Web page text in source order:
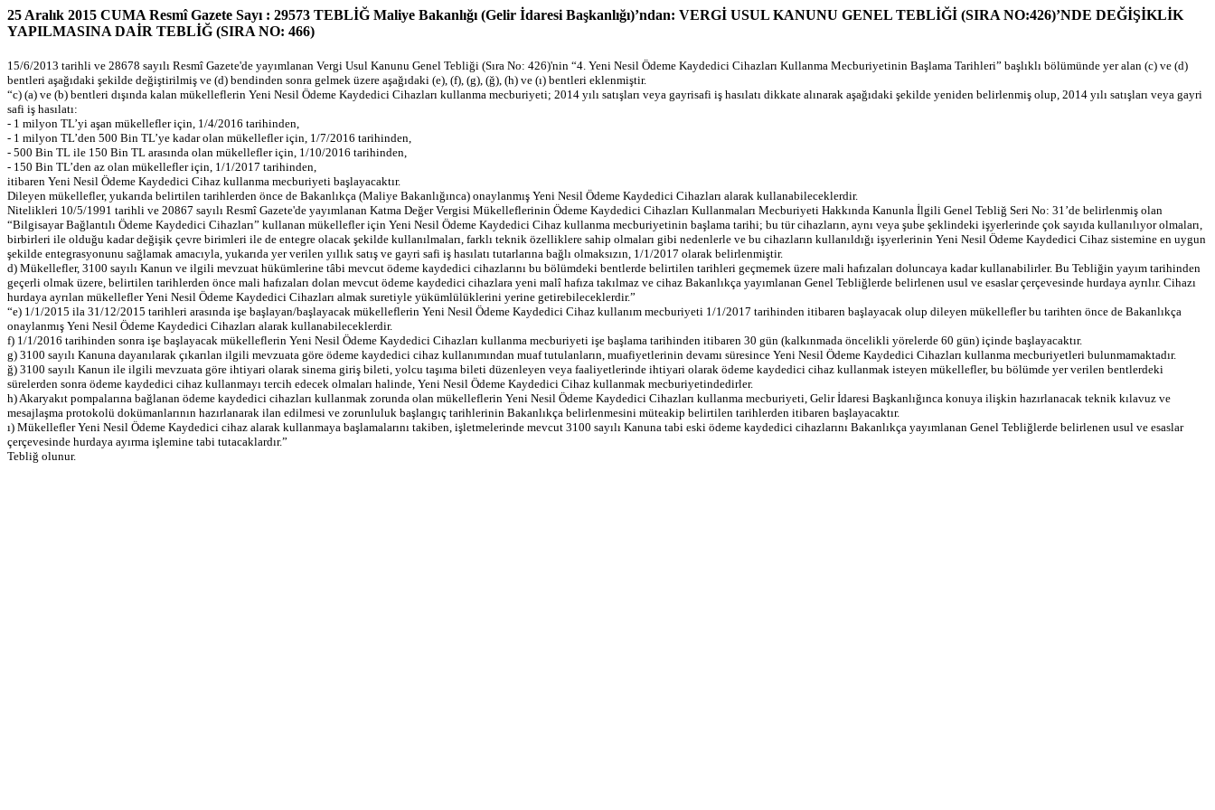
25 Aralık 2015 CUMA Resmî Gazete Sayı : 29573 TEBLİĞ Maliye Bakanlığı (Gelir İdaresi Başkanlığı)’ndan: VERGİ USUL KANUNU GENEL TEBLİĞİ (SIRA NO:426)’NDE DEĞİŞİKLİK
YAPILMASINA DAİR TEBLİĞ (SIRA NO: 466)
15/6/2013 tarihli ve 28678 sayılı Resmî Gazete'de yayımlanan Vergi Usul Kanunu Genel Tebliği (Sıra No: 426)'nin “4. Yeni Nesil Ödeme Kaydedici Cihazları Kullanma Mecburiyetinin Başlama Tarihleri” başlıklı bölümünde yer alan (c) ve (d)
bentleri aşağıdaki şekilde değiştirilmiş ve (d) bendinden sonra gelmek üzere aşağıdaki (e), (f), (g), (ğ), (h) ve (ı) bentleri eklenmiştir.
“c) (a) ve (b) bentleri dışında kalan mükelleflerin Yeni Nesil Ödeme Kaydedici Cihazları kullanma mecburiyeti; 2014 yılı satışları veya gayrisafi iş hasılatı dikkate alınarak aşağıdaki şekilde yeniden belirlenmiş olup, 2014 yılı satışları veya gayri
safi iş hasılatı:
- 1 milyon TL’yi aşan mükellefler için, 1/4/2016 tarihinden,
- 1 milyon TL’den 500 Bin TL’ye kadar olan mükellefler için, 1/7/2016 tarihinden,
- 500 Bin TL ile 150 Bin TL arasında olan mükellefler için, 1/10/2016 tarihinden,
- 150 Bin TL’den az olan mükellefler için, 1/1/2017 tarihinden,
itibaren Yeni Nesil Ödeme Kaydedici Cihaz kullanma mecburiyeti başlayacaktır.
Dileyen mükellefler, yukarıda belirtilen tarihlerden önce de Bakanlıkça (Maliye Bakanlığınca) onaylanmış Yeni Nesil Ödeme Kaydedici Cihazları alarak kullanabileceklerdir.
Nitelikleri 10/5/1991 tarihli ve 20867 sayılı Resmî Gazete'de yayımlanan Katma Değer Vergisi Mükelleflerinin Ödeme Kaydedici Cihazları Kullanmaları Mecburiyeti Hakkında Kanunla İlgili Genel Tebliğ Seri No: 31’de belirlenmiş olan
“Bilgisayar Bağlantılı Ödeme Kaydedici Cihazları” kullanan mükellefler için Yeni Nesil Ödeme Kaydedici Cihaz kullanma mecburiyetinin başlama tarihi; bu tür cihazların, aynı veya şube şeklindeki işyerlerinde çok sayıda kullanılıyor olmaları,
birbirleri ile olduğu kadar değişik çevre birimleri ile de entegre olacak şekilde kullanılmaları, farklı teknik özelliklere sahip olmaları gibi nedenlerle ve bu cihazların kullanıldığı işyerlerinin Yeni Nesil Ödeme Kaydedici Cihaz sistemine en uygun
şekilde entegrasyonunu sağlamak amacıyla, yukarıda yer verilen yıllık satış ve gayri safi iş hasılatı tutarlarına bağlı olmaksızın, 1/1/2017 olarak belirlenmiştir.
d) Mükellefler, 3100 sayılı Kanun ve ilgili mevzuat hükümlerine tâbi mevcut ödeme kaydedici cihazlarını bu bölümdeki bentlerde belirtilen tarihleri geçmemek üzere mali hafızaları doluncaya kadar kullanabilirler. Bu Tebliğin yayım tarihinden
geçerli olmak üzere, belirtilen tarihlerden önce mali hafızaları dolan mevcut ödeme kaydedici cihazlara yeni malî hafıza takılmaz ve cihaz Bakanlıkça yayımlanan Genel Tebliğlerde belirlenen usul ve esaslar çerçevesinde hurdaya ayrılır. Cihazı
hurdaya ayrılan mükellefler Yeni Nesil Ödeme Kaydedici Cihazları almak suretiyle yükümlülüklerini yerine getirebileceklerdir.”
“e) 1/1/2015 ila 31/12/2015 tarihleri arasında işe başlayan/başlayacak mükelleflerin Yeni Nesil Ödeme Kaydedici Cihaz kullanım mecburiyeti 1/1/2017 tarihinden itibaren başlayacak olup dileyen mükellefler bu tarihten önce de Bakanlıkça
onaylanmış Yeni Nesil Ödeme Kaydedici Cihazları alarak kullanabileceklerdir.
f) 1/1/2016 tarihinden sonra işe başlayacak mükelleflerin Yeni Nesil Ödeme Kaydedici Cihazları kullanma mecburiyeti işe başlama tarihinden itibaren 30 gün (kalkınmada öncelikli yörelerde 60 gün) içinde başlayacaktır.
g) 3100 sayılı Kanuna dayanılarak çıkarılan ilgili mevzuata göre ödeme kaydedici cihaz kullanımından muaf tutulanların, muafiyetlerinin devamı süresince Yeni Nesil Ödeme Kaydedici Cihazları kullanma mecburiyetleri bulunmamaktadır.
ğ) 3100 sayılı Kanun ile ilgili mevzuata göre ihtiyari olarak sinema giriş bileti, yolcu taşıma bileti düzenleyen veya faaliyetlerinde ihtiyari olarak ödeme kaydedici cihaz kullanmak isteyen mükellefler, bu bölümde yer verilen bentlerdeki
sürelerden sonra ödeme kaydedici cihaz kullanmayı tercih edecek olmaları halinde, Yeni Nesil Ödeme Kaydedici Cihaz kullanmak mecburiyetindedirler.
h) Akaryakıt pompalarına bağlanan ödeme kaydedici cihazları kullanmak zorunda olan mükelleflerin Yeni Nesil Ödeme Kaydedici Cihazları kullanma mecburiyeti, Gelir İdaresi Başkanlığınca konuya ilişkin hazırlanacak teknik kılavuz ve
mesajlaşma protokolü dokümanlarının hazırlanarak ilan edilmesi ve zorunluluk başlangıç tarihlerinin Bakanlıkça belirlenmesini müteakip belirtilen tarihlerden itibaren başlayacaktır.
ı) Mükellefler Yeni Nesil Ödeme Kaydedici cihaz alarak kullanmaya başlamalarını takiben, işletmelerinde mevcut 3100 sayılı Kanuna tabi eski ödeme kaydedici cihazlarını Bakanlıkça yayımlanan Genel Tebliğlerde belirlenen usul ve esaslar
çerçevesinde hurdaya ayırma işlemine tabi tutacaklardır.”
Tebliğ olunur.